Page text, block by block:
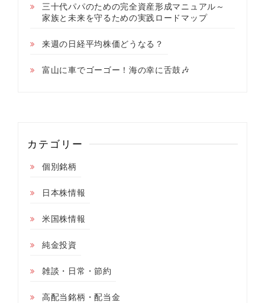
三十代パパのための完全資産形成マニュアル～
家族と未来を守るための実践ロードマップ
来週の日経平均株価どうなる？
富山に車でゴーゴー！海の幸に舌鼓🎶
カテゴリー
個別銘柄
日本株情報
米国株情報
純金投資
雑談・日常・節約
高配当銘柄・配当金